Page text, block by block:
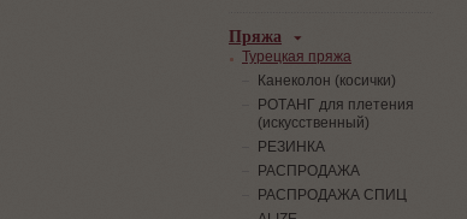
Пряжа
Турецкая пряжа
Канеколон (косички)
РОТАНГ для плетения
(искусственный)
PЕЗИНКА
РАСПРОДАЖА
РАСПРОДАЖА СПИЦ